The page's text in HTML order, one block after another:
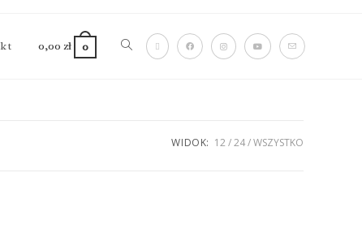
0,00 zł 0
WIDOK: 12 24 WSZYSTKO